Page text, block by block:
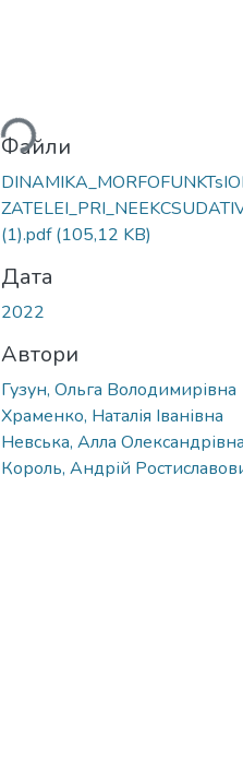
Вантажиться...
Файли
(1).pdf(105,12 KB)
Дата
2022
Автори
Гузун, Ольга Володимирівна
Храменко, Наталія Іванівна
Невська, Алла Олександрівна
Король, Андрій